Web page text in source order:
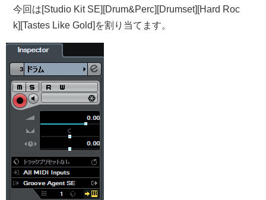
今回は[Studio Kit SE][Drum&Perc][Drumset][Hard Roc
k][Tastes Like Gold]を割り当てます。